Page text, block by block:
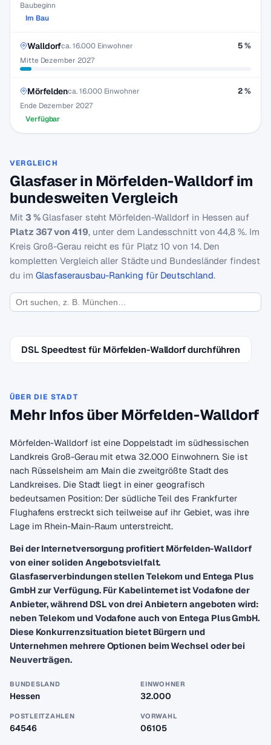
Im Bau
Baubeginn
Walldorfca. 16.000 Einwohner
Mitte Dezember 2027
5 %
Mörfeldenca. 16.000 Einwohner
Verfügbar
Ende Dezember 2027
2 %
VERGLEICH
Glasfaser in Mörfelden-Walldorf im
bundesweiten Vergleich
Mit 3 %Glasfaser steht Mörfelden-Walldorf in Hessen auf
Platz 367 von 419, unter dem Landesschnitt von 44,8 %. Im
Kreis Groß-Gerau reicht es für Platz 10 von 14. Den
kompletten Vergleich aller Städte und Bundesländer findest
du im Glasfaserausbau-Ranking für Deutschland.
DSL Speedtest für Mörfelden-Walldorf durchführen
ÜBER DIE STADT
Mehr Infos über Mörfelden-Walldorf
Mörfelden-Walldorf ist eine Doppelstadt im südhessischen
Landkreis Groß-Gerau mit etwa 32.000 Einwohnern. Sie ist
nach Rüsselsheim am Main die zweitgrößte Stadt des
Landkreises. Die Stadt liegt in einer geografisch
bedeutsamen Position: Der südliche Teil des Frankfurter
Flughafens erstreckt sich teilweise auf ihr Gebiet, was ihre
Lage im Rhein-Main-Raum unterstreicht.
Bei der Internetversorgung profitiert Mörfelden-Walldorf
von einer soliden Angebotsvielfalt.
Glasfaserverbindungen stellen Telekom und Entega Plus
GmbH zur Verfügung. Für Kabelinternet ist Vodafone der
Anbieter, während DSL von drei Anbietern angeboten wird:
neben Telekom und Vodafone auch von Entega Plus GmbH.
Diese Konkurrenzsituation bietet Bürgern und
Unternehmen mehrere Optionen beim Wechsel oder bei
Neuverträgen.
BUNDESLAND
Hessen
EINWOHNER
32.000
POSTLEITZAHLEN
64546
VORWAHL
06105